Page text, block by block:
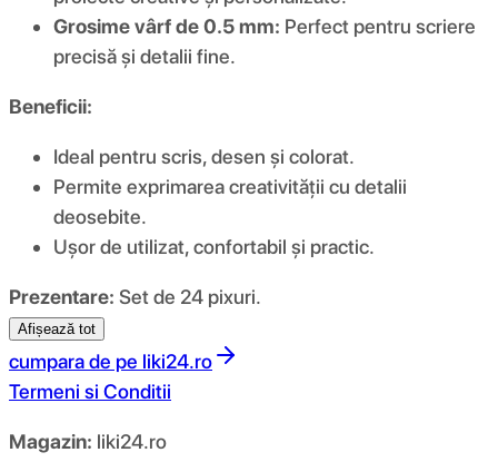
Grosime vârf de 0.5 mm: Perfect pentru scriere
precisă și detalii fine.
Beneficii:
Ideal pentru scris, desen și colorat.
Permite exprimarea creativității cu detalii
deosebite.
Ușor de utilizat, confortabil și practic.
Prezentare: Set de 24 pixuri.
Afișează tot
cumpara de pe liki24.ro
Termeni si Conditii
Magazin: liki24.ro